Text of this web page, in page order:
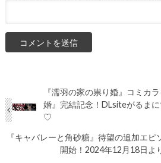
『濡羽の家の祟り婚』コミカ
婚』完結記念！DLsiteがるま
♡
『キャバレーと角砂糖』待望の追加エピ
開始！2024年12月18日よ